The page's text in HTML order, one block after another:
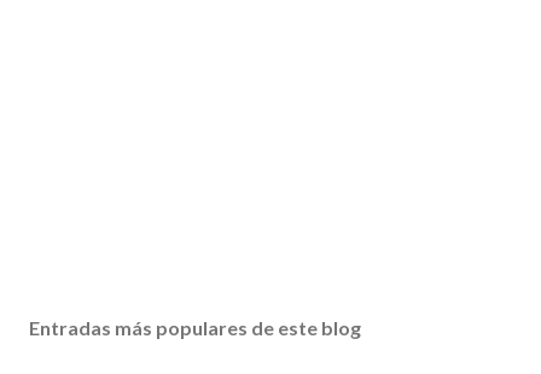
Entradas más populares de este blog